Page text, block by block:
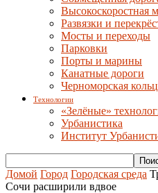
Высокоскоростная
Развязки и
Мосты и переходы
Парковки
Порты и марины
Канатные дороги
Черноморская
Технологии
«Зелёные»
Урбанистика
Институт
Домой Город Городская среда
Сочи расширили вдвое